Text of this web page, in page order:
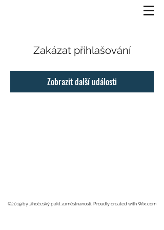
Zakázat přihlašování
Zobrazit další události
©2019 by Jihočeský pakt zaměstnanosti. Proudly created with Wix.com